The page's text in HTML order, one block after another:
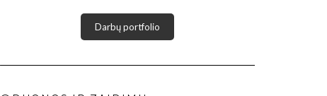
Darbų portfolio